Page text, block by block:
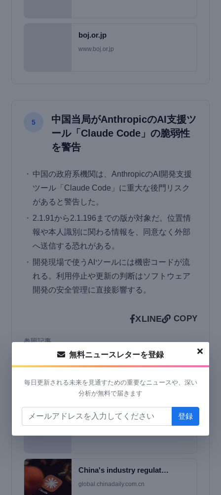
boj.or.jp
www.boj.or.jp
5
中国当局がAnthropicのAI支援ツ
ール「Claude Code」の脆弱性
を警告
中国の政府系機関は、AnthropicのAI開発支援
ツール「Claude Code」に重大な後門リスク
があると警告した。
2.1.91から2.1.196までの版が対象だ。位置情
報や本人識別に関わる情報を、同意なく外部
へ送信する恐れがある。
開発現場で使うAIツールには機密コードが流
れる。利用停止や更新の判断はソフトウェア
開発の安全管理に直接影響する。
XLINE COPY
参照記事
investing.com
China's industry regulat…
global.chinadaily.com.cn
無料ニュースレターを登録
毎日更新される未来を見通すための重要なニュースや、深い
分析が無料で届きます